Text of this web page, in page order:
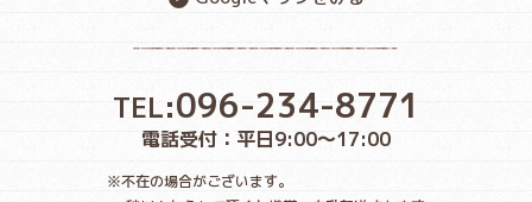
TEL:096-234-8771
電話受付：平日9:00〜17:00
※不在の場合がございます。